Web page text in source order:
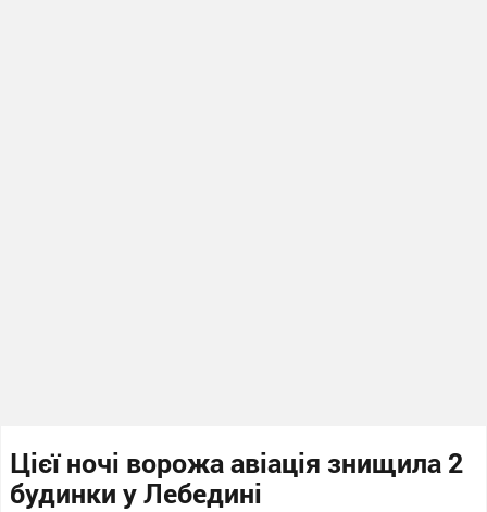
Цієї ночі ворожа авіація знищила 2
будинки у Лебедині